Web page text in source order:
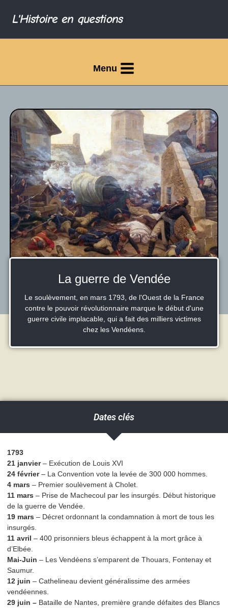
L'Histoire en questions
Menu
La guerre de Vendée
Le soulèvement, en mars 1793, de l'Ouest de la France
contre le pouvoir révolutionnaire marque le début d'une
guerre civile implacable, qui a fait des milliers victimes
chez les Vendéens.
Dates clés
1793
21 janvier– Exécution de Louis XVI
24 février– La Convention vote la levée de 300 000 hommes.
4 mars – Premier soulèvement à Cholet.
11 mars – Prise de Machecoul par les insurgés. Début historique
de la guerre de Vendée.
19 mars – Décret ordonnant la condamnation à mort de tous les
insurgés.
11 avril – 400 prisonniers bleus échappent à la mort grâce à
d’Elbée.
Mai-Juin – Les Vendéens s’emparent de Thouars, Fontenay et
Saumur.
12 juin – Cathelineau devient généralissime des armées
vendéennes.
29 juin – Bataille de Nantes, première grande défaites des Blancs